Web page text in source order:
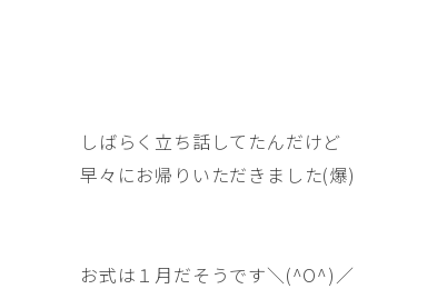
しばらく立ち話してたんだけど
早々にお帰りいただきました(爆)
お式は１月だそうです＼(^O^)／